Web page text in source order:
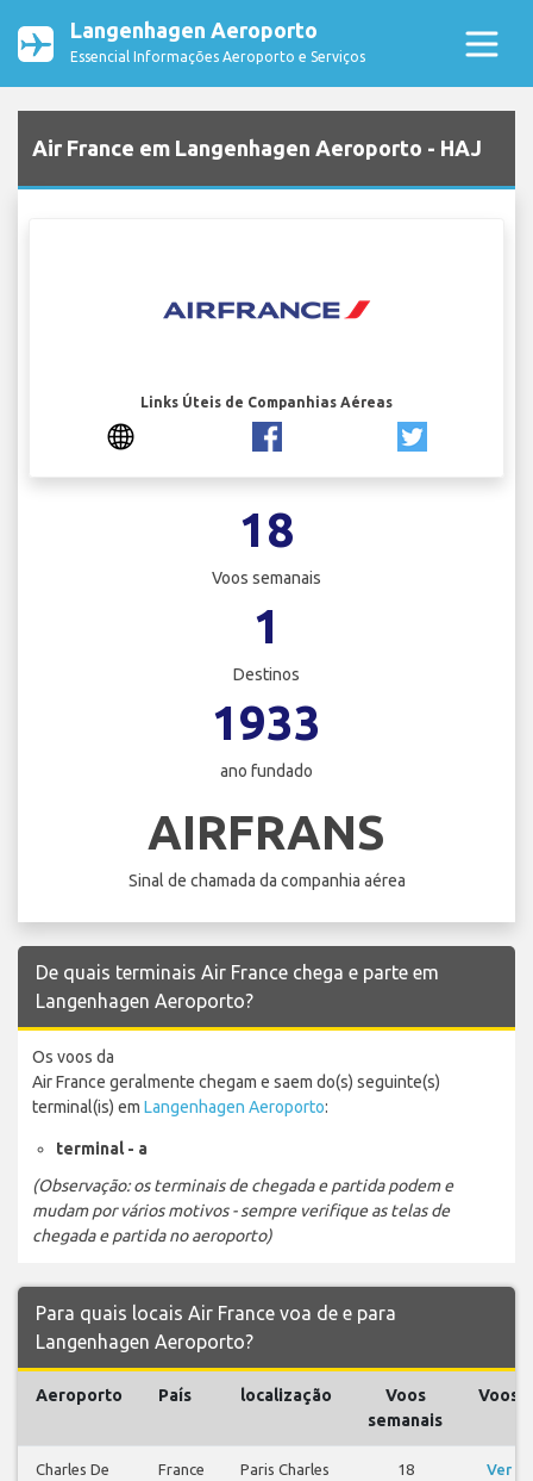
Langenhagen Aeroporto
Essencial Informações Aeroporto e Serviços
Air France em Langenhagen Aeroporto - HAJ
Links Úteis de Companhias Aéreas
18
Voos semanais
1
Destinos
1933
ano fundado
AIRFRANS
Sinal de chamada da companhia aérea
De quais terminais Air France chega e parte em
Langenhagen Aeroporto?
Os voos da
Air France geralmente chegam e saem do(s) seguinte(s)
terminal(is) em Langenhagen Aeroporto:
terminal - a
(Observação: os terminais de chegada e partida podem e
mudam por vários motivos - sempre verifique as telas de
chegada e partida no aeroporto)
Para quais locais Air France voa de e para
Langenhagen Aeroporto?
Aeroporto País localização
Voos
semanais
Voos
Charles De
France
Paris Charles
18
Ver